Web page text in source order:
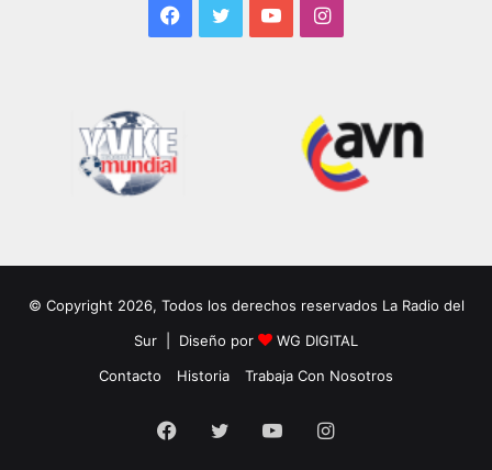
Facebook
TwitterYouTubeInstagram
© Copyright 2026, Todos los derechos reservados La Radio del
Sur | Diseño por
WG DIGITAL
Contacto
Historia Trabaja Con Nosotros
Facebook
TwitterYouTubeInstagram